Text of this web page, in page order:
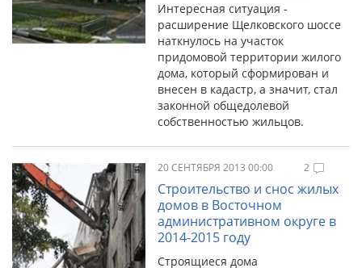
Интересная ситуация -
расширение Щелковского шоссе
наткнулось на участок
придомовой территории жилого
дома, который сформирован и
внесен в кадастр, а значит, стал
законной общедолевой
собственностью жильцов.
20 СЕНТЯБРЯ 2013 00:00 2
Строительство и снос жилых
домов в Восточном
административном округе в
2014-2015 году
Строящиеся дома